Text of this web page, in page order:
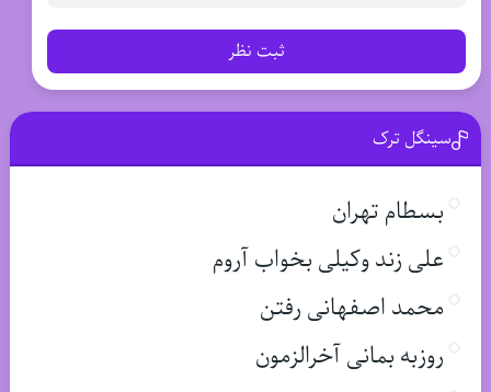
ثبت نظر
سینگل ترک
بسطام تهران
علی زند وکیلی بخواب آروم
محمد اصفهانی رفتن
روزبه بمانی آخرالزمون